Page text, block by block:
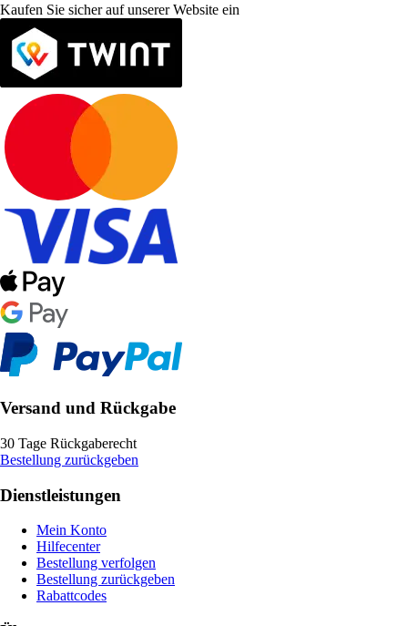
Kaufen Sie sicher auf unserer Website ein
Versand und Rückgabe
30 Tage Rückgaberecht
Bestellung zurückgeben
Dienstleistungen
Mein Konto
Hilfecenter
Bestellung verfolgen
Bestellung zurückgeben
Rabattcodes